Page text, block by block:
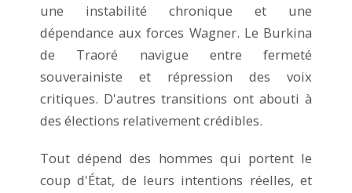
une instabilité chronique et une
dépendance aux forces Wagner. Le Burkina
de Traoré navigue entre fermeté
souverainiste et répression des voix
critiques. D'autres transitions ont abouti à
des élections relativement crédibles.
Tout dépend des hommes qui portent le
coup d'État, de leurs intentions réelles, et